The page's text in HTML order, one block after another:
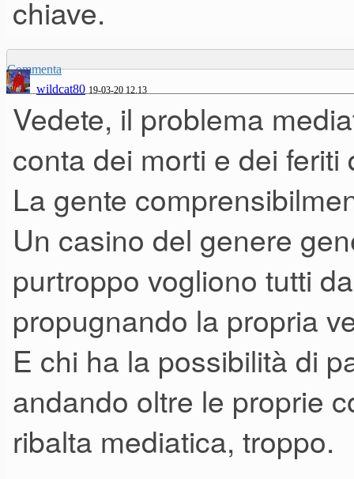
chiave.
Commenta
wildcat80 19-03-20 12.13
Vedete, il problema
conta dei morti e dei
La gente
Un casino del genere
purtroppo vogliono tutti
propugnando la propria
E chi ha la possibilità di
andando oltre le proprie
ribalta mediatica, troppo.